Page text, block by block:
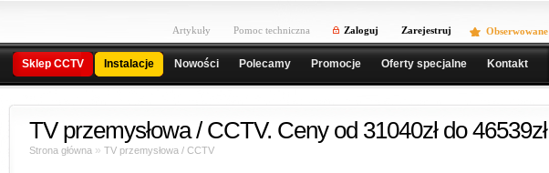
Artykuły Pomoc techniczna Zaloguj Zarejestruj Obserwowane
Sklep CCTV Instalacje Nowości Polecamy Promocje Oferty specjalne Kontakt
TV przemysłowa / CCTV. Ceny od 31040zł do 46539zł
Strona główna » TV przemysłowa / CCTV